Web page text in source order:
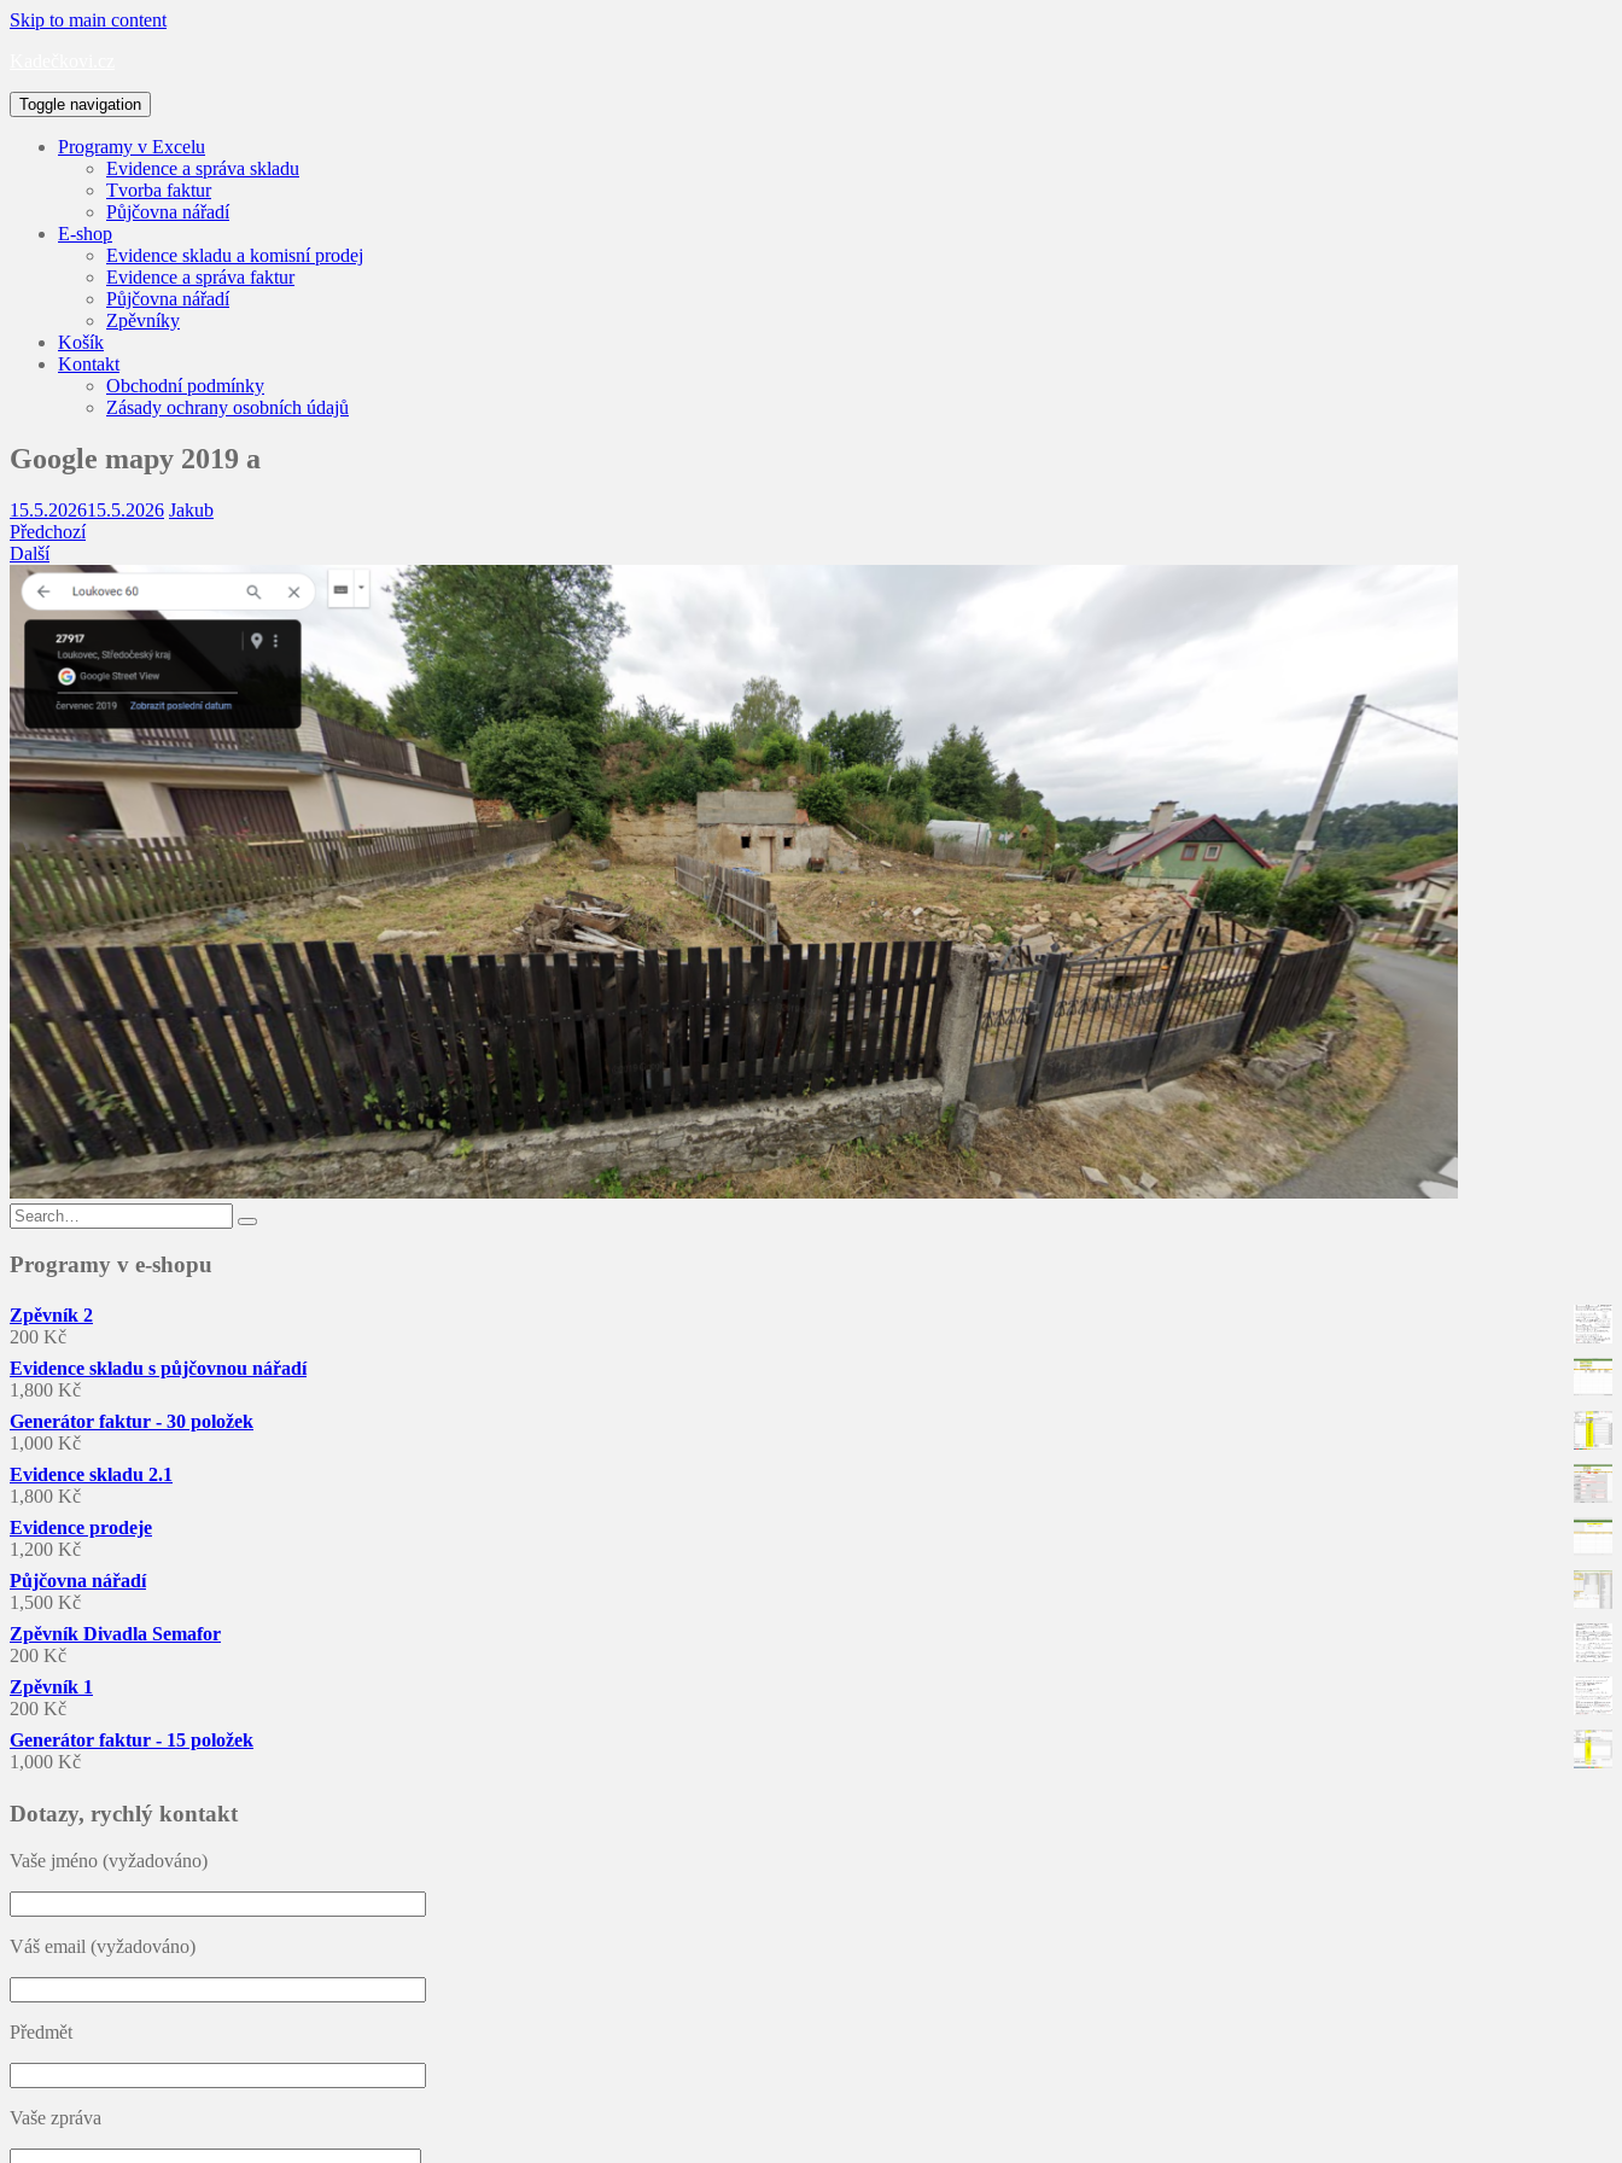
Skip to main content
Toggle navigation
Programy v Excelu
Evidence a správa skladu
Tvorba faktur
Půjčovna nářadí
E-shop
Evidence skladu a komisní prodej
Evidence a správa faktur
Půjčovna nářadí
Zpěvníky
Košík
Kontakt
Obchodní podmínky
Zásady ochrany osobních údajů
Google mapy 2019 a
15.5.202615.5.2026 Jakub
Předchozí
Další
Search
for:
Programy v e-shopu
Zpěvník 2
200 Kč
Evidence skladu s půjčovnou nářadí
1,800 Kč
Generátor faktur - 30 položek
1,000 Kč
Evidence skladu 2.1
1,800 Kč
Evidence prodeje
1,200 Kč
Půjčovna nářadí
1,500 Kč
Zpěvník Divadla Semafor
200 Kč
Zpěvník 1
200 Kč
Generátor faktur - 15 položek
1,000 Kč
Dotazy, rychlý kontakt
Vaše jméno (vyžadováno)
Váš email (vyžadováno)
Předmět
Vaše zpráva